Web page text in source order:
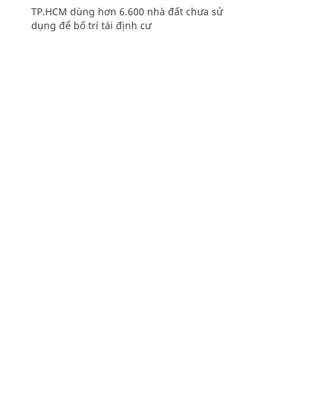
TP.HCM dùng hơn 6.600 nhà đất chưa sử
dụng để bố trí tái định cư